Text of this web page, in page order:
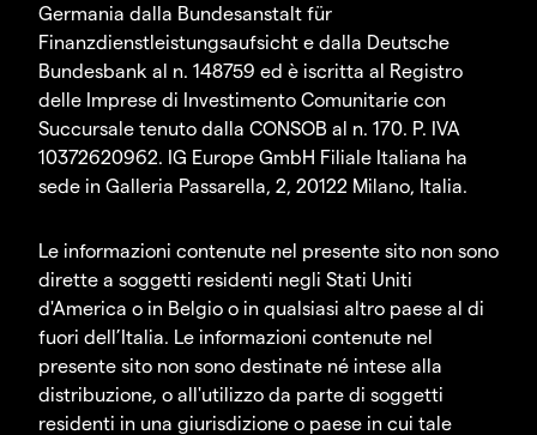
Germania dalla Bundesanstalt für
Finanzdienstleistungsaufsicht e dalla Deutsche
Bundesbank al n. 148759 ed è iscritta al Registro
delle Imprese di Investimento Comunitarie con
Succursale tenuto dalla CONSOB al n. 170. P. IVA
10372620962. IG Europe GmbH Filiale Italiana ha
sede in Galleria Passarella, 2, 20122 Milano, Italia.
Le informazioni contenute nel presente sito non sono
dirette a soggetti residenti negli Stati Uniti
d'America o in Belgio o in qualsiasi altro paese al di
fuori dell’Italia. Le informazioni contenute nel
presente sito non sono destinate né intese alla
distribuzione, o all'utilizzo da parte di soggetti
residenti in una giurisdizione o paese in cui tale